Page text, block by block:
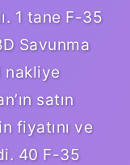
1 tane F-35
Savunma
nakliye
satın
fiyatını ve
40 F-35